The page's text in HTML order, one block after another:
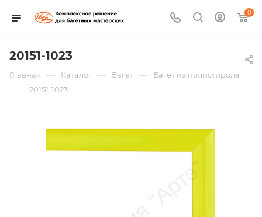
0
20151-1023
Главная — Каталог — Багет — Багет из полистирола
— 20151-1023